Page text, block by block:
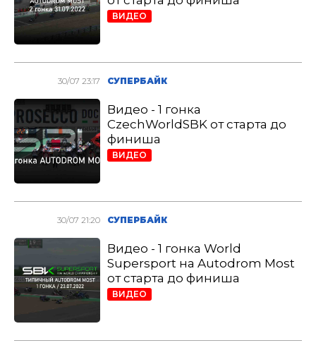
ВИДЕО
30/07 23:17 СУПЕРБАЙК
Видео - 1 гонка
CzechWorldSBK от старта до
финиша
ВИДЕО
30/07 21:20 СУПЕРБАЙК
Видео - 1 гонка World
Supersport на Autodrom Most
от старта до финиша
ВИДЕО